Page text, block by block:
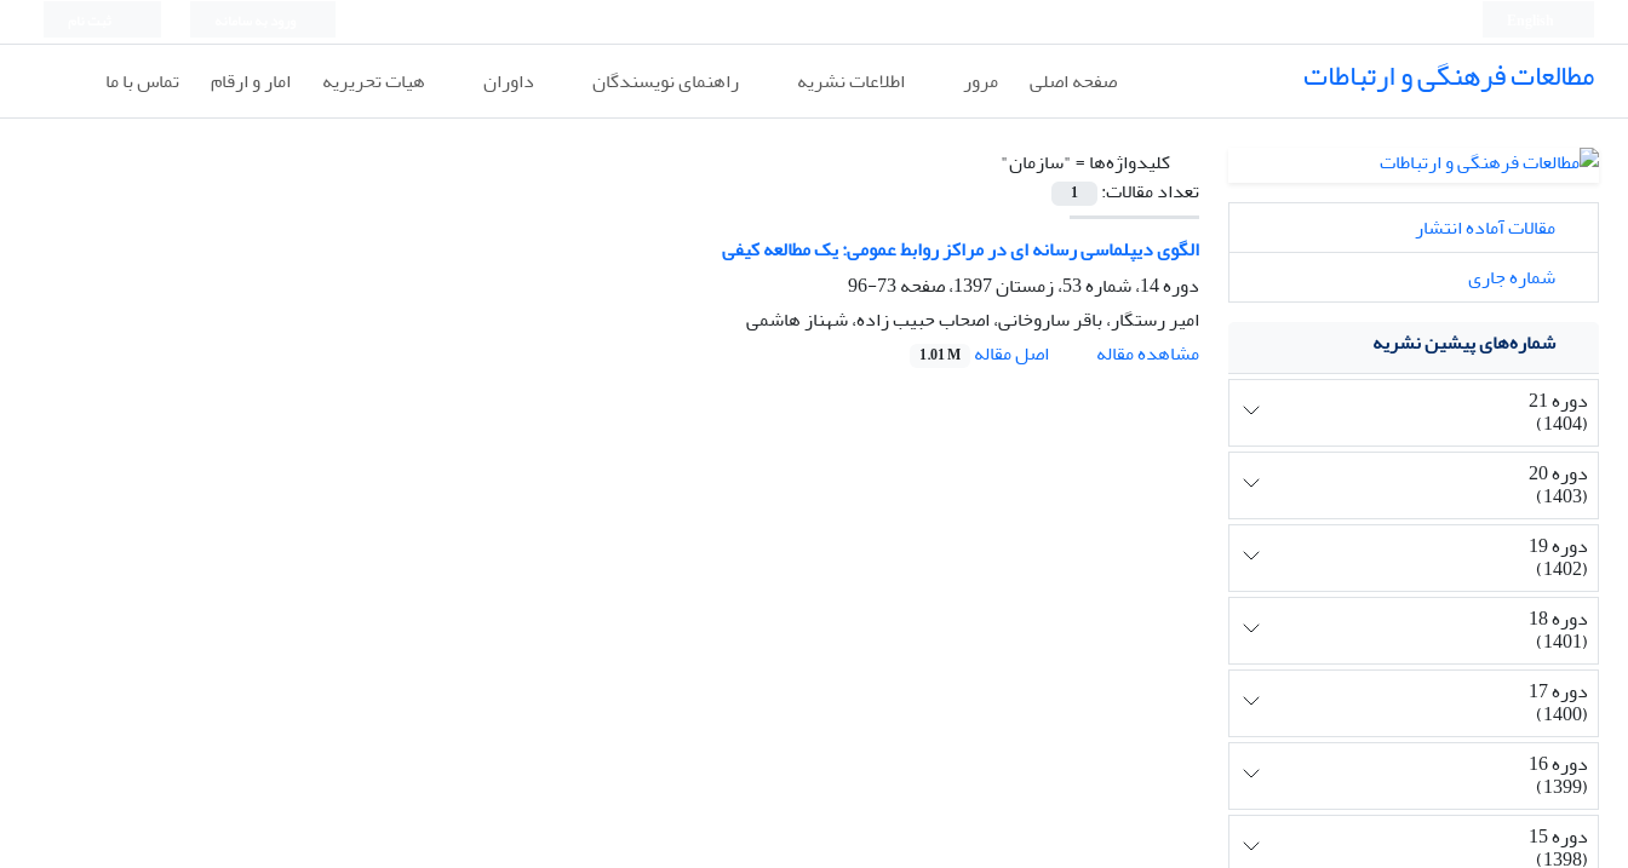
مطالعات فرهنگی و ارتباطات صفحه اصلی مرور اطلاعات نشریه راهنمای نویسندگان داوران هیات تحریریه امار و ارقام تماس با ما
کلیدواژه‌ها ="سازمان"
تعداد مقالات:
1
الگوی دیپلماسی رسانه ای در مراکز روابط عمومی: یک مطالعه کیفی
دوره 14، شماره 53، زمستان 1397، صفحه
73-96
امیر رستگار، باقر ساروخانی، اصحاب حبیب زاده، شهناز هاشمی
مشاهده مقاله
اصل مقاله 1.01 M
مقالات آماده انتشار
شماره جاری
شماره‌های پیشین نشریه
دوره 21
(1404)
دوره 20
(1403)
دوره 19
(1402)
دوره 18
(1401)
دوره 17
(1400)
دوره 16
(1399)
دوره 15
(1398)